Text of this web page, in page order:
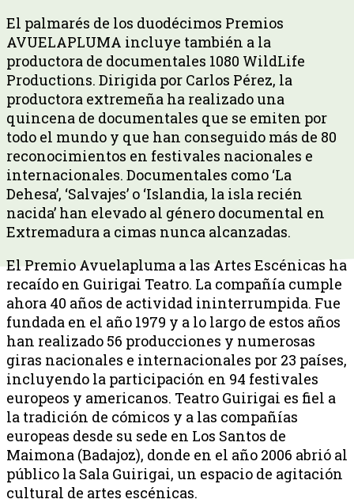
El palmarés de los duodécimos Premios
AVUELAPLUMA incluye también a la
productora de documentales 1080 WildLife
Productions. Dirigida por Carlos Pérez, la
productora extremeña ha realizado una
quincena de documentales que se emiten por
todo el mundo y que han conseguido más de 80
reconocimientos en festivales nacionales e
internacionales. Documentales como ‘La
Dehesa’, ‘Salvajes’ o ‘Islandia, la isla recién
nacida’ han elevado al género documental en
Extremadura a cimas nunca alcanzadas.
El Premio Avuelapluma a las Artes Escénicas ha
recaído en Guirigai Teatro. La compañía cumple
ahora 40 años de actividad ininterrumpida. Fue
fundada en el año 1979 y a lo largo de estos años
han realizado 56 producciones y numerosas
giras nacionales e internacionales por 23 países,
incluyendo la participación en 94 festivales
europeos y americanos. Teatro Guirigai es fiel a
la tradición de cómicos y a las compañías
europeas desde su sede en Los Santos de
Maimona (Badajoz), donde en el año 2006 abrió al
público la Sala Guirigai, un espacio de agitación
cultural de artes escénicas.